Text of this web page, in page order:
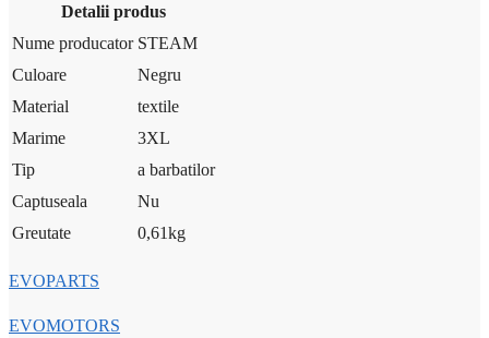
Detalii produs
Nume producator STEAM
Culoare
Negru
Material
textile
Marime
3XL
Tip
a barbatilor
Captuseala
Nu
Greutate
0,61kg
EVOPARTS
EVOMOTORS